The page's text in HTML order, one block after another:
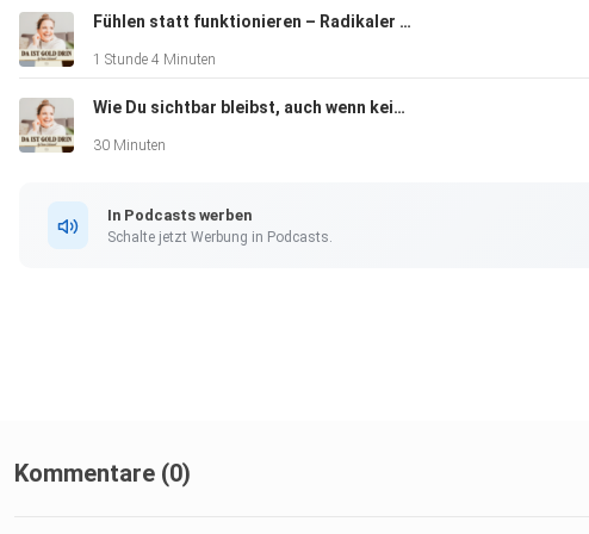
Fühlen statt funktionieren – Radikaler Real Talk über innere Freiheit und Selbstführung
1 Stunde 4 Minuten
Wie Du sichtbar bleibst, auch wenn keiner klatscht
30 Minuten
In Podcasts werben
Schalte jetzt Werbung in Podcasts.
Kommentare (0)